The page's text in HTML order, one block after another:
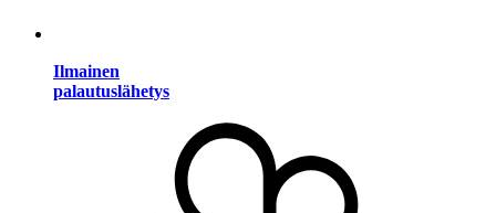
Ilmainen
palautuslähetys